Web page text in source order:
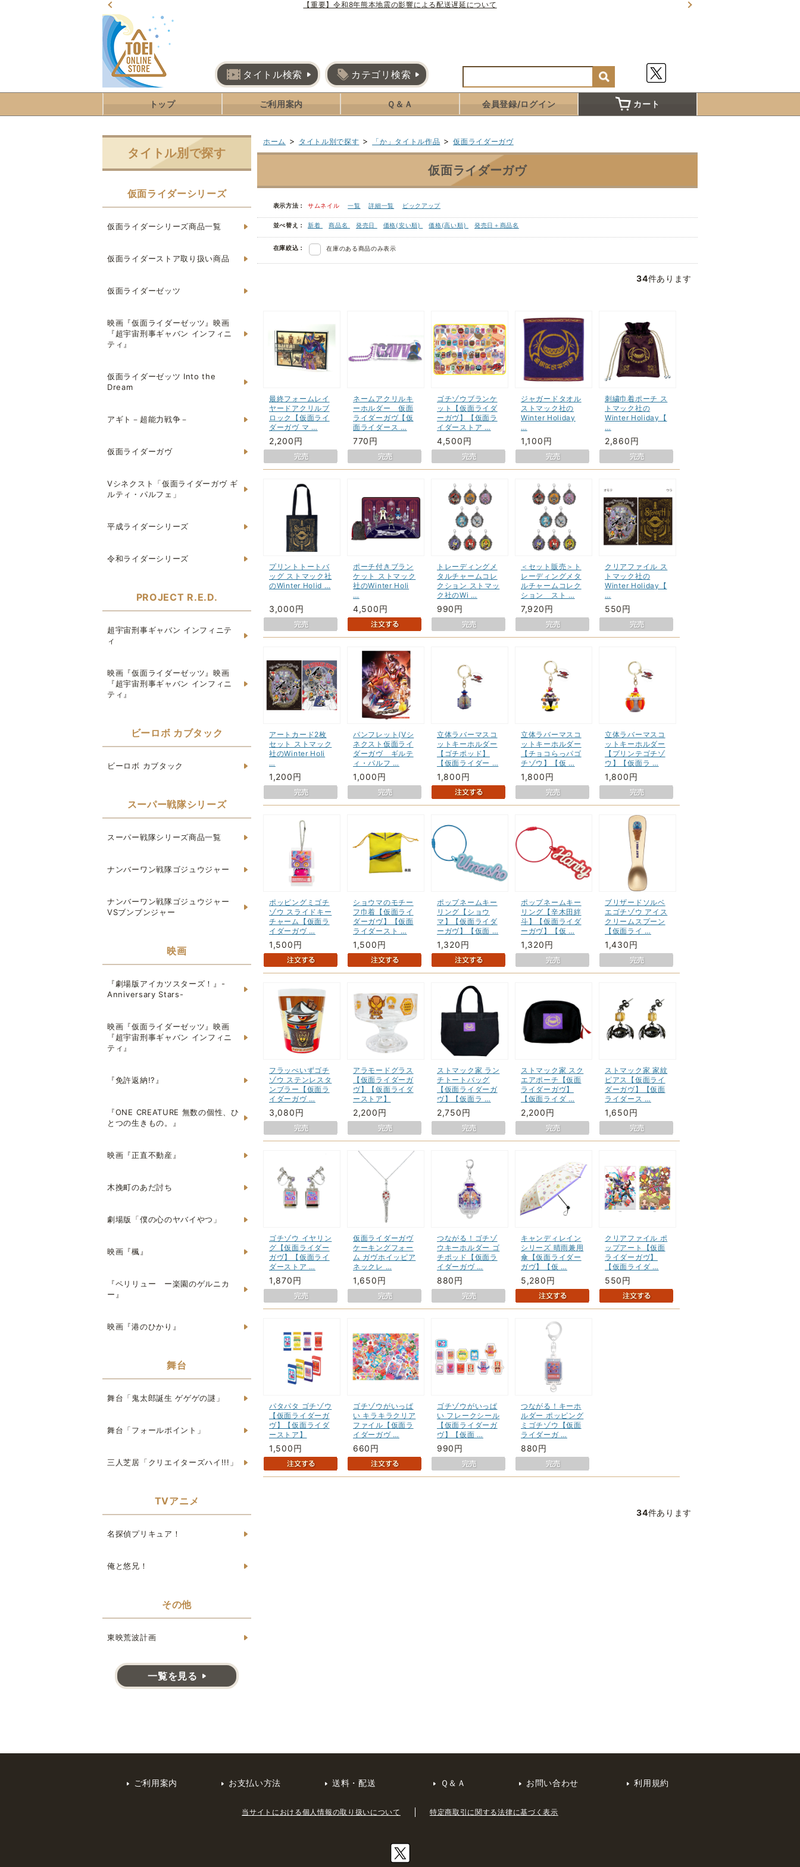
【重要】令和8年熊本地震の影響による配送遅延について
タイトル検索 カテゴリ検索
トップ ご利用案内 Ｑ＆Ａ 会員登録/ログイン カート
ホーム > タイトル別で探す > 「か」タイトル作品 > 仮面ライダーガヴ
仮面ライダーガヴ
表示方法： サムネイル 一覧 詳細一覧 ピックアップ
並べ替え： 新着 商品名 発売日 価格(安い順) 価格(高い順) 発売日＋商品名
在庫絞込： 在庫のある商品のみ表示
34件あります
最終フォームレイ
ヤードアクリルブ
ロック【仮面ライ
ダーガヴ マ …
2,200円
ネームアクリルキ
ーホルダー 仮面
ライダーガヴ【仮
面ライダース …
770円
ゴチゾウブランケ
ット【仮面ライダ
ーガヴ】【仮面ラ
イダーストア …
4,500円
ジャガードタオル
ストマック社の
Winter Holiday
…
1,100円
刺繍巾着ポーチ ス
トマック社の
Winter Holiday【
…
2,860円
プリントトートバ
ッグ ストマック社
のWinter Holid …
3,000円
ポーチ付きブラン
ケット ストマック
社のWinter Holi
…
4,500円
トレーディングメ
タルチャームコレ
クション ストマッ
ク社のWi …
990円
＜セット販売＞ト
レーディングメタ
ルチャームコレク
ション スト …
7,920円
クリアファイル ス
トマック社の
Winter Holiday【
…
550円
アートカード2枚
セット ストマック
社のWinter Holi
…
1,200円
パンフレット(Vシ
ネクスト仮面ライ
ダーガヴ ギルテ
ィ・パルフ …
1,000円
立体ラバーマスコ
ットキーホルダー
【ゴチポッド】
【仮面ライダー …
1,800円
立体ラバーマスコ
ットキーホルダー
【チョコらっパゴ
チゾウ】【仮 …
1,800円
立体ラバーマスコ
ットキーホルダー
【プリンテゴチゾ
ウ】【仮面ラ …
1,800円
ポッピングミゴチ
ゾウ スライドキー
チャーム【仮面ラ
イダーガヴ …
1,500円
ショウマのモチー
フ巾着【仮面ライ
ダーガヴ】【仮面
ライダースト …
1,500円
ポップネームキー
リング【ショウ
マ】【仮面ライダ
ーガヴ】【仮面 …
1,320円
ポップネームキー
リング【辛木田絆
斗】【仮面ライダ
ーガヴ】【仮 …
1,320円
ブリザードソルベ
エゴチゾウ アイス
クリームスプーン
【仮面ライ …
1,430円
フラッぺいずゴチ
ゾウ ステンレスタ
ンブラー【仮面ラ
イダーガヴ …
3,080円
アラモードグラス
【仮面ライダーガ
ヴ】【仮面ライダ
ーストア】
2,200円
ストマック家 ラン
チトートバッグ
【仮面ライダーガ
ヴ】【仮面ラ …
2,750円
ストマック家 スク
エアポーチ【仮面
ライダーガヴ】
【仮面ライダ …
2,200円
ストマック家 家紋
ピアス【仮面ライ
ダーガヴ】【仮面
ライダース …
1,650円
ゴチゾウ イヤリン
グ【仮面ライダー
ガヴ】【仮面ライ
ダーストア …
1,870円
仮面ライダーガヴ
ケーキングフォー
ム ガヴホイッピア
ネックレ …
1,650円
つながる！ゴチゾ
ウキーホルダー ゴ
チポッド【仮面ラ
イダーガヴ …
880円
キャンディレイン
シリーズ 晴雨兼用
傘【仮面ライダー
ガヴ】【仮 …
5,280円
クリアファイル ポ
ップアート【仮面
ライダーガヴ】
【仮面ライダ …
550円
パタパタ ゴチゾウ
【仮面ライダーガ
ヴ】【仮面ライダ
ーストア】
1,500円
ゴチゾウがいっぱ
い キラキラクリア
ファイル【仮面ラ
イダーガヴ …
660円
ゴチゾウがいっぱ
い フレークシール
【仮面ライダーガ
ヴ】【仮面 …
990円
つながる！キーホ
ルダー ポッピング
ミゴチゾウ【仮面
ライダーガ …
880円
34件あります
タイトル別で探す
仮面ライダーシリーズ
仮面ライダーシリーズ商品一覧
仮面ライダーストア取り扱い商品
仮面ライダーゼッツ
映画『仮面ライダーゼッツ』映画
『超宇宙刑事ギャバン インフィニ
ティ』
仮面ライダーゼッツ Into the
Dream
アギト－超能力戦争－
仮面ライダーガヴ
Vシネクスト「仮面ライダーガヴ ギ
ルティ・パルフェ」
平成ライダーシリーズ
令和ライダーシリーズ
PROJECT R.E.D.
超宇宙刑事ギャバン インフィニテ
ィ
映画『仮面ライダーゼッツ』映画
『超宇宙刑事ギャバン インフィニ
ティ』
ビーロボ カブタック
ビーロボ カブタック
スーパー戦隊シリーズ
スーパー戦隊シリーズ商品一覧
ナンバーワン戦隊ゴジュウジャー
ナンバーワン戦隊ゴジュウジャー
VSブンブンジャー
映画
『劇場版アイカツスターズ！』-
Anniversary Stars-
映画『仮面ライダーゼッツ』映画
『超宇宙刑事ギャバン インフィニ
ティ』
『免許返納!?』
『ONE CREATURE 無数の個性、ひ
とつの生きもの。』
映画『正直不動産』
木挽町のあだ討ち
劇場版「僕の心のヤバイやつ」
映画『楓』
『ペリリュー ー楽園のゲルニカ
ー』
映画『港のひかり』
舞台
舞台「鬼太郎誕生 ゲゲゲの謎」
舞台「フォールポイント」
三人芝居「クリエイターズハイ!!!」
TVアニメ
名探偵プリキュア！
俺と悠兄！
その他
東映荒波計画
一覧を見る
ご利用案内 お支払い方法 送料・配送 Ｑ＆Ａ お問い合わせ 利用規約
当サイトにおける個人情報の取り扱いについて 特定商取引に関する法律に基づく表示